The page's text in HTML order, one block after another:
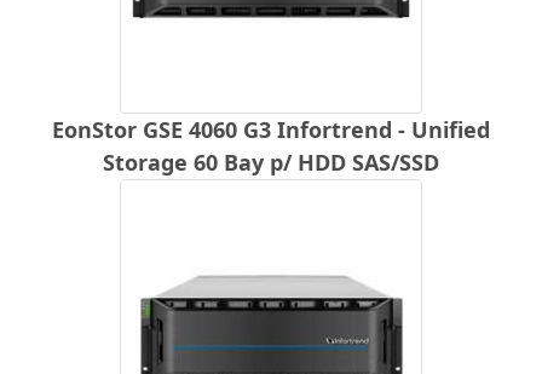
EonStor GSE 4060 G3 Infortrend - Unified
Storage 60 Bay p/ HDD SAS/SSD